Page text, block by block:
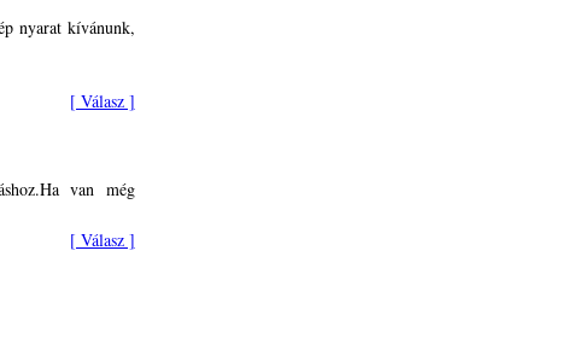
nyarat kívánunk,
[ Válasz ]
van még
[ Válasz ]